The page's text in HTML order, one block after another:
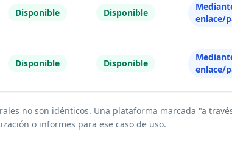
Disponible Disponible
enlace/
Disponible Disponible
enlace/
no son idénticos. Una plataforma marcada "a
o informes para ese caso de uso.